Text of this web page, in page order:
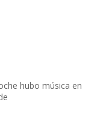
hubo música en